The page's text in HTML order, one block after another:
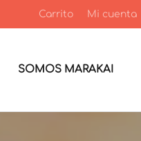
Carrito Mi cuenta
SOMOS MARAKAI